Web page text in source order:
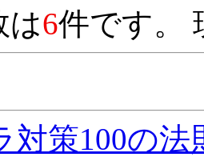
は6件です。
対策100の